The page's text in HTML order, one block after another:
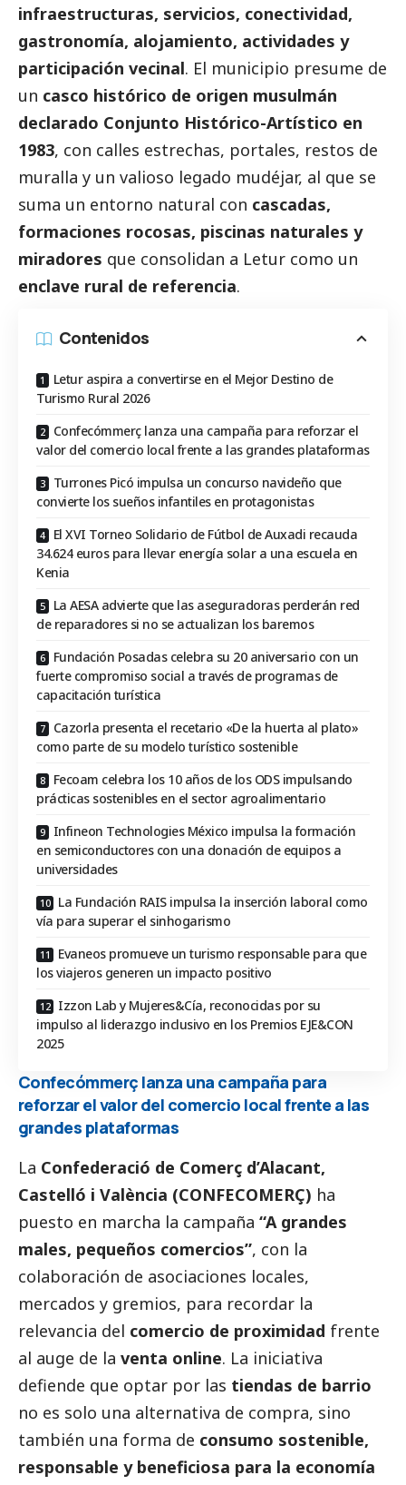
infraestructuras, servicios, conectividad,
gastronomía, alojamiento, actividades y
participación vecinal. El municipio presume de
un casco histórico de origen musulmán
declarado Conjunto Histórico-Artístico en
1983, con calles estrechas, portales, restos de
muralla y un valioso legado mudéjar, al que se
suma un entorno natural con cascadas,
formaciones rocosas, piscinas naturales y
miradores que consolidan a Letur como un
enclave rural de referencia.
Contenidos
Letur aspira a convertirse en el Mejor Destino de
Turismo Rural 2026
Confecómmerç lanza una campaña para reforzar el
valor del comercio local frente a las grandes plataformas
Turrones Picó impulsa un concurso navideño que
convierte los sueños infantiles en protagonistas
El XVI Torneo Solidario de Fútbol de Auxadi recauda
34.624 euros para llevar energía solar a una escuela en
Kenia
La AESA advierte que las aseguradoras perderán red
de reparadores si no se actualizan los baremos
Fundación Posadas celebra su 20 aniversario con un
fuerte compromiso social a través de programas de
capacitación turística
Cazorla presenta el recetario «De la huerta al plato»
como parte de su modelo turístico sostenible
Fecoam celebra los 10 años de los ODS impulsando
prácticas sostenibles en el sector agroalimentario
Infineon Technologies México impulsa la formación
en semiconductores con una donación de equipos a
universidades
La Fundación RAIS impulsa la inserción laboral como
vía para superar el sinhogarismo
Evaneos promueve un turismo responsable para que
los viajeros generen un impacto positivo
Izzon Lab y Mujeres&Cía, reconocidas por su
impulso al liderazgo inclusivo en los Premios EJE&CON
2025
Confecómmerç lanza una campaña para
reforzar el valor del comercio local frente a las
grandes plataformas
La Confederació de Comerç d’Alacant,
Castelló i València (CONFECOMERÇ) ha
puesto en marcha la campaña “A grandes
males, pequeños comercios”, con la
colaboración de asociaciones locales,
mercados y gremios, para recordar la
relevancia del comercio de proximidad frente
al auge de la venta online. La iniciativa
defiende que optar por las tiendas de barrio
no es solo una alternativa de compra, sino
también una forma de consumo sostenible,
responsable y beneficiosa para la economía